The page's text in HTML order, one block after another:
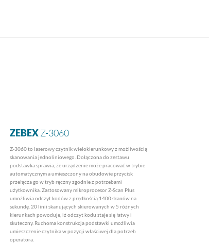
ZEBEXZ-3060
Z-3060 to laserowy czytnik wielokierunkowy z możliwością
skanowania jednoliniowego. Dołączona do zestawu
podstawka sprawia, że urządzenie może pracować w trybie
automatycznym a umieszczony na obudowie przycisk
przełącza go w tryb ręczny zgodnie z potrzebami
użytkownika. Zastosowany mikroprocesor Z-Scan Plus
umożliwia odczyt kodów z prędkością 1400 skanów na
sekundę. 20 linii skanujących skierowanych w 5 różnych
kierunkach powoduje, iż odczyt kodu staje się łatwy i
skuteczny. Ruchoma konstrukcja podstawki umożliwia
umieszczenie czytnika w pozycji właściwej dla potrzeb
operatora.